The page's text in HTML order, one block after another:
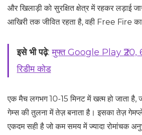
और खिलाड़ी को सुरक्षित क्षेत्र में रहकर लड़ाई
आखिरी तक जीवित रहता है, वही Free Fire का
इसे भी पढ़े:मुफ्त Google Play
रिडीम कोड
एक मैच लगभग 10-15 मिनट में खत्म हो जाता है,
गेम्स की तुलना में तेज़ बनाता है। इसका तेज़
एकदम सही है जो कम समय में ज्यादा रोमांचक